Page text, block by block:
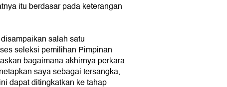
itu berdasar pada keterangan
salah satu
seleksi pemilihan Pimpinan
bagaimana akhirnya perkara
saya sebagai tersangka,
dapat ditingkatkan ke tahap